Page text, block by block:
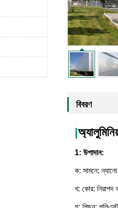
বিবরণ
|
1: উপাদান:
ক: সামনে:
খ: কোর: নিরাপদ